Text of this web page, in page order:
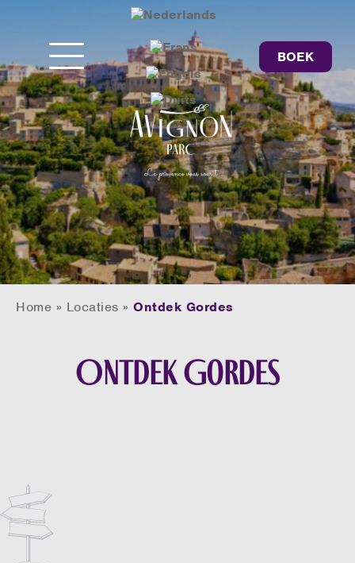
BOEK
Home » Locaties »Ontdek Gordes
Ontdek Gordes